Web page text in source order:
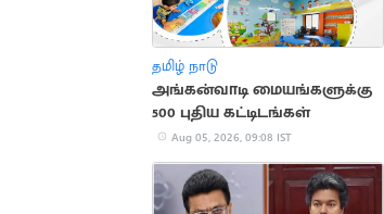
தமிழ் நாடு
அங்கன்வாடி மையங்களுக்கு
500 புதிய கட்டிடங்கள்
Aug 05, 2026, 09:08 IST